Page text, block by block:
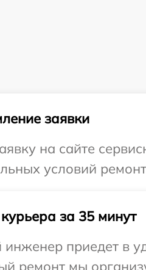
заявки
на сайте
условий
за 35 минут
приедет в
ремонт мы